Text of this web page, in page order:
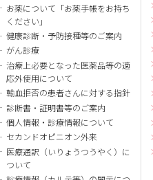
お薬について「お薬手帳をお持ち
ください」
健康診断・予防接種等のご案内
がん診療
治療上必要となった医薬品等の適
応外使用について
輸血拒否の患者さんに対する指針
診断書・証明書等のご案内
個人情報・診療情報について
セカンドオピニオン外来
医療通訳（いりょうつうやく）に
ついて